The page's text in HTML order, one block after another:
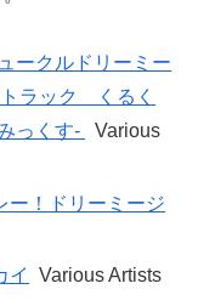
ークルドリーミー
ラック くるく
っくす-
Various
ー！ドリーミージ
イ Various Artists